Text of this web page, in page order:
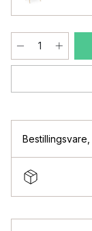
Bestillingsvare